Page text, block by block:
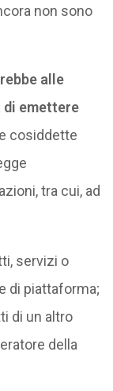
non sono
alle
di emettere
cosiddette
tra cui, ad
servizi o
di piattaforma;
di un altro
della